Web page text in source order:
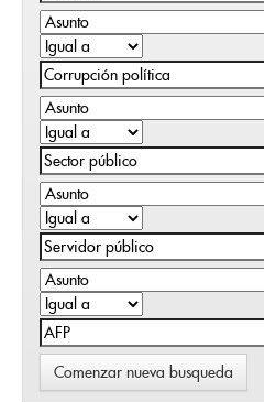
Comenzar nueva busqueda